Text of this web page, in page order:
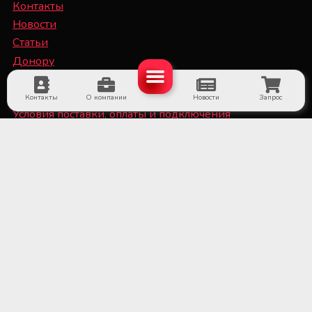
Контакты О компании Новости Запрос
Контакты
Новости
Статьи
Донору
Специалисту
Условия поставки, оплаты и подключения